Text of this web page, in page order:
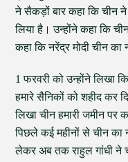
ने सैकड़ों बार कहा कि चीन ने
लिया है। उन्होंने कहा कि
कहा कि नरेंद्र मोदी चीन
1 फरवरी को उन्होंने लिखा
हमारे सैनिकों को शहीद कर
लिखा चीन हमारी जमीन पर
पिछले कई महीनों से चीन का
लेकर अब तक राहुल गांधी ने